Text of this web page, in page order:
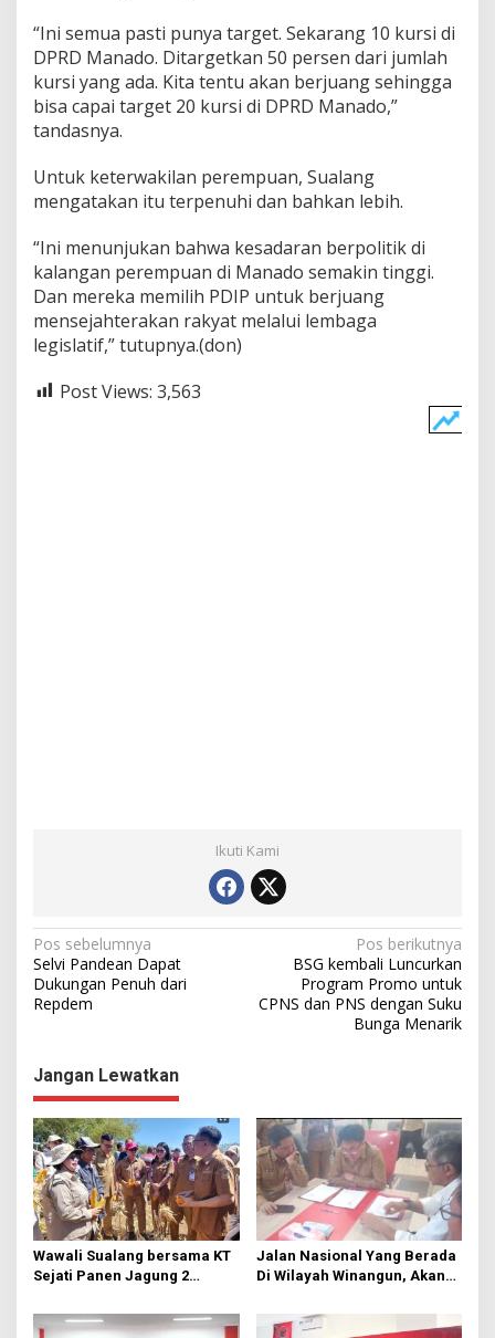
“Ini semua pasti punya target. Sekarang 10 kursi di
DPRD Manado. Ditargetkan 50 persen dari jumlah
kursi yang ada. Kita tentu akan berjuang sehingga
bisa capai target 20 kursi di DPRD Manado,”
tandasnya.
Untuk keterwakilan perempuan, Sualang
mengatakan itu terpenuhi dan bahkan lebih.
“Ini menunjukan bahwa kesadaran berpolitik di
kalangan perempuan di Manado semakin tinggi.
Dan mereka memilih PDIP untuk berjuang
mensejahterakan rakyat melalui lembaga
legislatif,” tutupnya.(don)
Post Views: 3,563
Ikuti Kami
N
a
v
g
a
s
i
p
o
s
Pos sebelumnya
Selvi Pandean Dapat
Dukungan Penuh dari
Repdem
Pos berikutnya
BSG kembali Luncurkan
Program Promo untuk
CPNS dan PNS dengan Suku
Bunga Menarik
Jangan Lewatkan
Wawali Sualang bersama KT
Sejati Panen Jagung 2
Jalan Nasional Yang Berada
Di Wilayah Winangun, Akan